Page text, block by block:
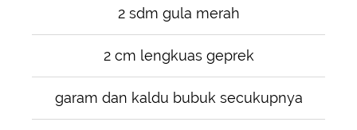
2 sdm gula merah
2 cm lengkuas geprek
garam dan kaldu bubuk secukupnya